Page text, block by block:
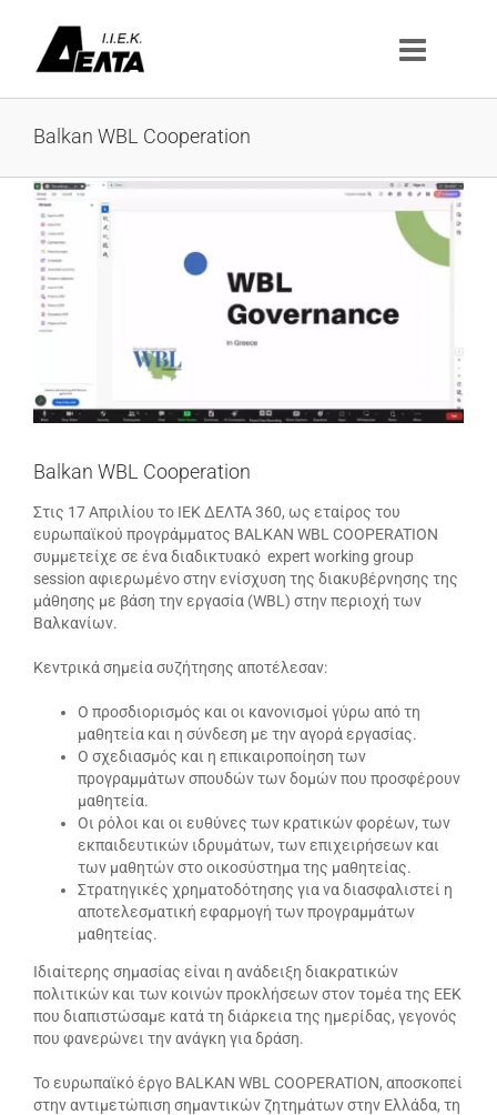
περιεχόμενο
Balkan WBL Cooperation
Προβολή
μεγαλύτερης
εικόνας
Balkan WBL Cooperation
Στις 17 Απριλίου το ΙΕΚ ΔΕΛΤΑ 360, ως εταίρος του
ευρωπαϊκού προγράμματος BALKAN WBL COOPERATION
συμμετείχε σε ένα διαδικτυακό expert working group
session αφιερωμένο στην ενίσχυση της διακυβέρνησης της
μάθησης με βάση την εργασία (WBL) στην περιοχή των
Βαλκανίων.
Κεντρικά σημεία συζήτησης αποτέλεσαν:
Ο προσδιορισμός και οι κανονισμοί γύρω από τη
μαθητεία και η σύνδεση με την αγορά εργασίας.
Ο σχεδιασμός και η επικαιροποίηση των
προγραμμάτων σπουδών των δομών που προσφέρουν
μαθητεία.
Οι ρόλοι και οι ευθύνες των κρατικών φορέων, των
εκπαιδευτικών ιδρυμάτων, των επιχειρήσεων και
των μαθητών στο οικοσύστημα της μαθητείας.
Στρατηγικές χρηματοδότησης για να διασφαλιστεί η
αποτελεσματική εφαρμογή των προγραμμάτων
μαθητείας.
Ιδιαίτερης σημασίας είναι η ανάδειξη διακρατικών
πολιτικών και των κοινών προκλήσεων στον τομέα της ΕΕΚ
που διαπιστώσαμε κατά τη διάρκεια της ημερίδας, γεγονός
που φανερώνει την ανάγκη για δράση.
Το ευρωπαϊκό έργο BALKAN WBL COOPERATION, αποσκοπεί
στην αντιμετώπιση σημαντικών ζητημάτων στην Ελλάδα, τη